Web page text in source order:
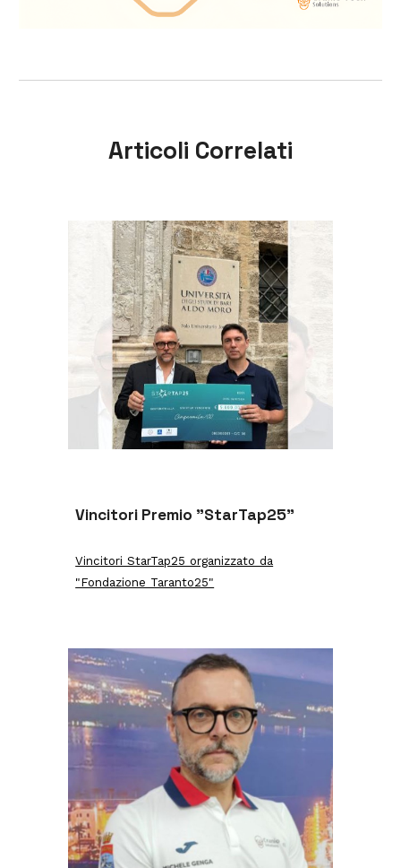
Articoli Correlati
Vincitori Premio "StarTap25"
Vincitori StarTap25 organizzato da
"Fondazione Taranto25"